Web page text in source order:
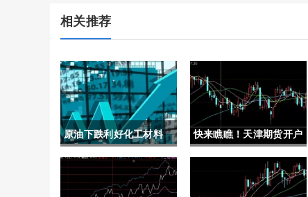
相关推荐
原油下跌利好化工材料
(原油下跌对化工板块的
影响)
快来瞧瞧！天津期货开户
(帮助投资者顺利进入期